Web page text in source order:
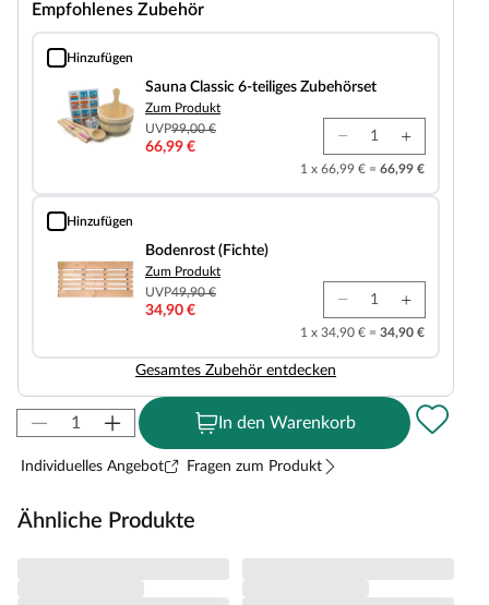
Empfohlenes Zubehör
Hinzufügen
Sauna Classic 6-teiliges Zubehörset
Sauna Classic 6-teiliges Zubehörset
Zum Produkt
UVP99,00 €
66,99 €
1 x 66,99 € = 66,99 €
Hinzufügen
Bodenrost (Fichte)
Bodenrost (Fichte)
Zum Produkt
UVP49,90 €
34,90 €
1 x 34,90 € = 34,90 €
Gesamtes Zubehör entdecken
In den Warenkorb
Individuelles Angebot Fragen zum Produkt
Ähnliche Produkte